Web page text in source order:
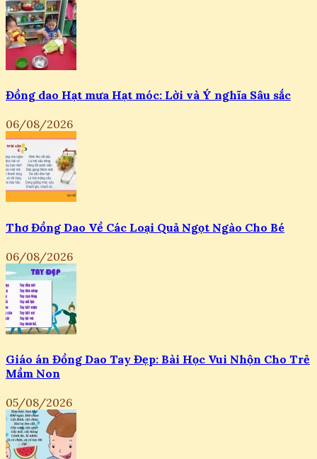
Đồng dao Hạt mưa Hạt móc: Lời và Ý nghĩa Sâu sắc
06/08/2026
Thơ Đồng Dao Về Các Loại Quả Ngọt Ngào Cho Bé
06/08/2026
Giáo án Đồng Dao Tay Đẹp: Bài Học Vui Nhộn Cho Trẻ
Mầm Non
05/08/2026